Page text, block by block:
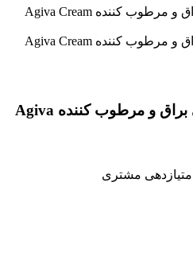
واکس مو آگیوا طلایی براق و مرطوب کننده Agiva
امتیازدهی مشتری